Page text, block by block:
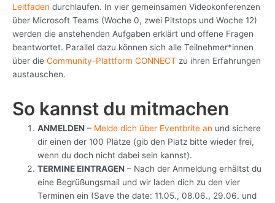
Leitfaden durchlaufen. In vier gemeinsamen Videokonferenzen
über Microsoft Teams (Woche 0, zwei Pitstops und Woche 12)
werden die anstehenden Aufgaben erklärt und offene Fragen
beantwortet. Parallel dazu können sich alle Teilnehmer*innen
über die Community-Plattform CONNECT zu ihren Erfahrungen
austauschen.
So kannst du mitmachen
ANMELDEN – Melde dich über Eventbrite an und sichere
dir einen der 100 Plätze (gib den Platz bitte wieder frei,
wenn du doch nicht dabei sein kannst).
TERMINE EINTRAGEN – Nach der Anmeldung erhältst du
eine Begrüßungsmail und wir laden dich zu den vier
Terminen ein (Save the date: 11.05., 08.06., 29.06. und